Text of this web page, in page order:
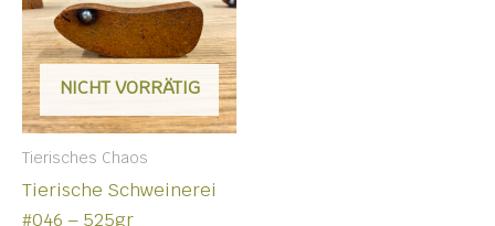
NICHT VORRÄTIG
Tierisches Chaos
Tierische Schweinerei
#046 – 525gr